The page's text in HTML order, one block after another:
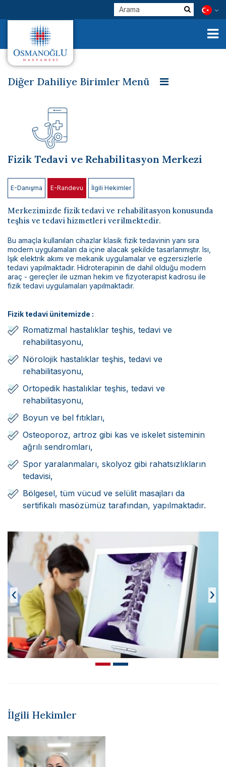
Check Up
Sağlık Turizmi
Haberler
İletişim
Diğer Dahiliye Birimler Menü
Cildiye (Dermotoloji)
Çocuk Sağlığı ve Hastalıkları
Fizik Tedavi ve Rehabilitasyon Merkezi Getat
İç Hastalıkları (Dahiliye) Kardiyoloji ve İç Hastalıkları
Nöroloji Yoğun Bakım
Fizik Tedavi ve Rehabilitasyon Merkezi
E-Danışma E-Randevu İlgili Hekimler
Merkezimizde fizik tedavi ve rehabilitasyon konusunda
teşhis ve tedavi hizmetleri verilmektedir.
Bu amaçla kullanılan cihazlar klasik fizik tedavinin yanı sıra
modern uygulamaları da içine alacak şekilde tasarlanmıştır. Isı,
Işık elektrik akımı ve mekanik uygulamalar ve egzersizlerle
tedavi yapılmaktadır. Hidroterapinin de dahil olduğu modern
araç - gereçler ile uzman hekim ve fizyoterapist kadrosu ile
fizik tedavi uygulamaları yapılmaktadır.
Fizik tedavi ünitemizde :
Romatizmal hastalıklar teşhis, tedavi ve
rehabilitasyonu,
Nörolojik hastalıklar teşhis, tedavi ve
rehabilitasyonu,
Ortopedik hastalıklar teşhis, tedavi ve
rehabilitasyonu,
Boyun ve bel fıtıkları,
Osteoporoz, artroz gibi kas ve iskelet sisteminin
ağrılı sendromları,
Spor yaralanmaları, skolyoz gibi rahatsızlıkların
tedavisi,
Bölgesel, tüm vücud ve selülit masajları da
sertifikalı masözümüz tarafından, yapılmaktadır.
‹ ›
İlgili Hekimler